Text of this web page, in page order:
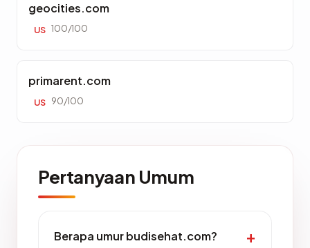
geocities.com
US 100/100
primarent.com
US 90/100
Pertanyaan Umum
Berapa umur budisehat.com?